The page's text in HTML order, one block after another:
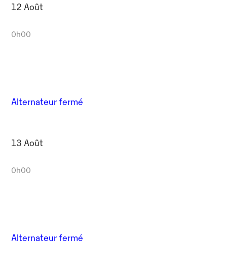
12 Août
0h00
Alternateur fermé
13 Août
0h00
Alternateur fermé